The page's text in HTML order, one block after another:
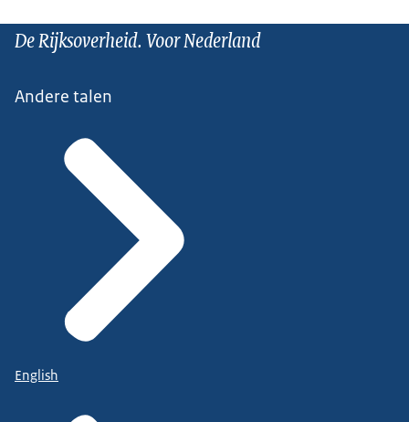
De Rijksoverheid. Voor Nederland
Andere talen
English